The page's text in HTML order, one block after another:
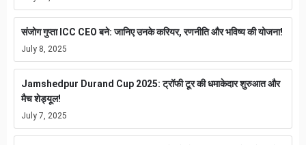
संजोग गुप्ता ICC CEO बने: जानिए उनके करियर, रणनीति और भविष्य की योजना!
July 8, 2025
Jamshedpur Durand Cup 2025: ट्रॉफी टूर की धमाकेदार शुरुआत और
मैच शेड्यूल!
July 7, 2025